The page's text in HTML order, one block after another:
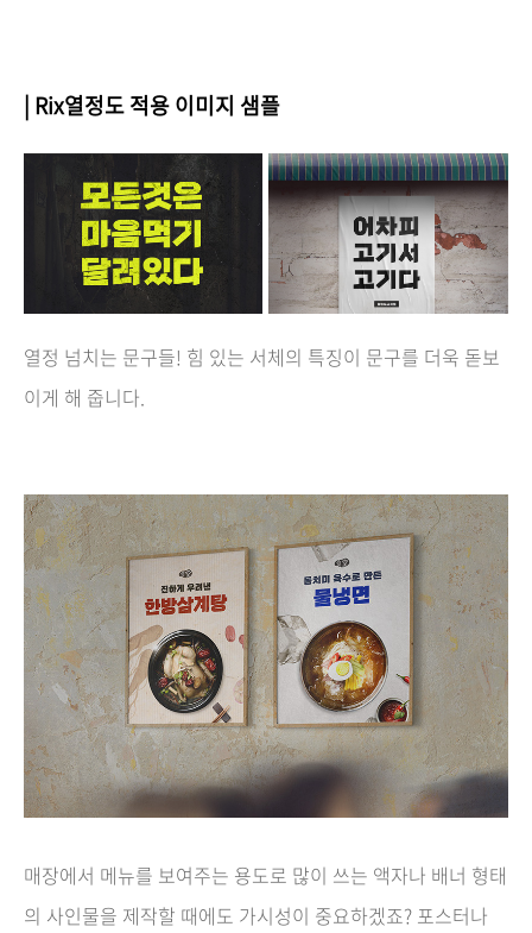
| Rix열정도 적용 이미지 샘플
열정 넘치는 문구들! 힘 있는 서체의 특징이 문구를 더욱 돋보
이게 해 줍니다.
매장에서 메뉴를 보여주는 용도로 많이 쓰는 액자나 배너 형태
의 사인물을 제작할 때에도 가시성이 중요하겠죠? 포스터나